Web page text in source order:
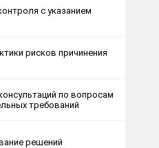
с указанием
рисков причинения
по вопросам
требований
решений